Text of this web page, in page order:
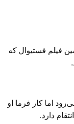
در پرشین فیلم فستیوال که
اما کار فرما او
دارد.